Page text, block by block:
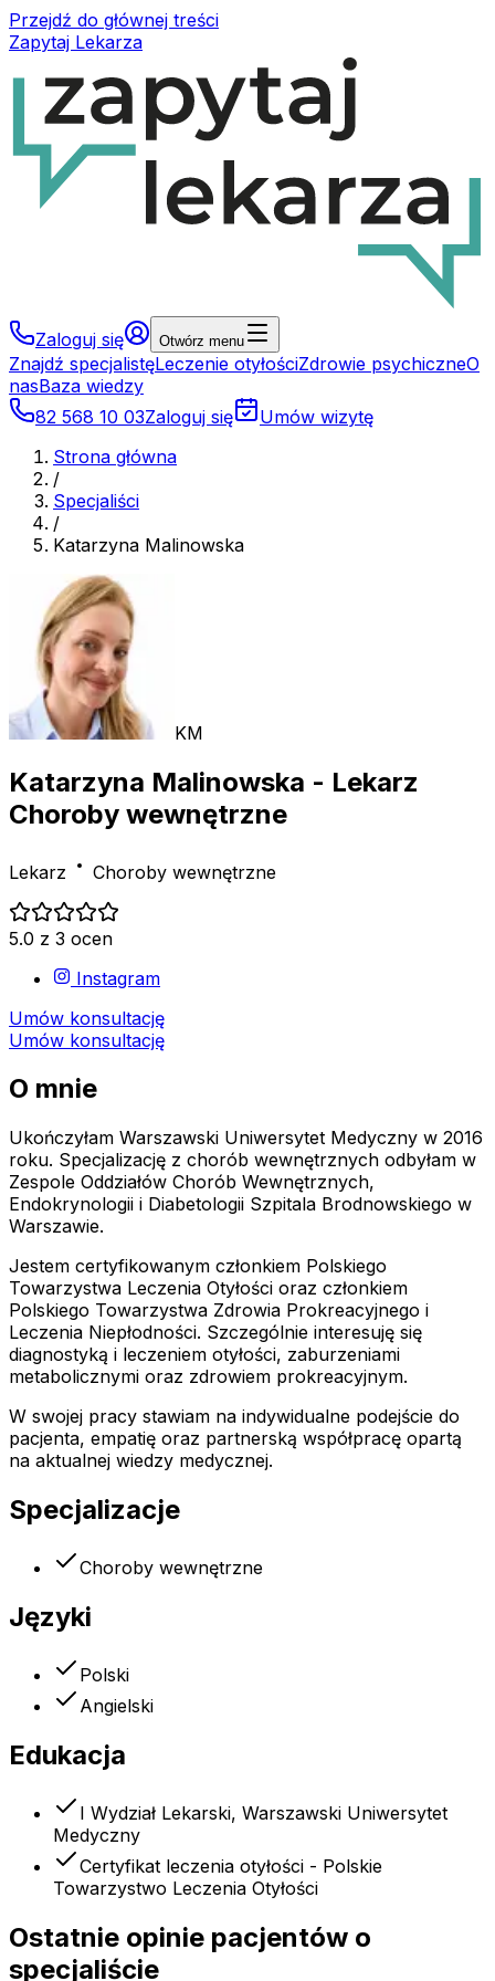
Przejdź do głównej treści
Zapytaj Lekarza
Zaloguj się Otwórz menu
Znajdź specjalistęLeczenie otyłościZdrowie psychiczneO
nasBaza wiedzy
82 568 10 03Zaloguj się
Umów wizytę
Strona główna
/
Specjaliści
/
Katarzyna Malinowska
KM
Katarzyna Malinowska - Lekarz
Choroby wewnętrzne
Lekarz Choroby wewnętrzne
5.0 z 3 ocen
Instagram
Umów konsultację
Umów konsultację
O mnie
Ukończyłam Warszawski Uniwersytet Medyczny w 2016
roku. Specjalizację z chorób wewnętrznych odbyłam w
Zespole Oddziałów Chorób Wewnętrznych,
Endokrynologii i Diabetologii Szpitala Brodnowskiego w
Warszawie.
Jestem certyfikowanym członkiem Polskiego
Towarzystwa Leczenia Otyłości oraz członkiem
Polskiego Towarzystwa Zdrowia Prokreacyjnego i
Leczenia Niepłodności. Szczególnie interesuję się
diagnostyką i leczeniem otyłości, zaburzeniami
metabolicznymi oraz zdrowiem prokreacyjnym.
W swojej pracy stawiam na indywidualne podejście do
pacjenta, empatię oraz partnerską współpracę opartą
na aktualnej wiedzy medycznej.
Specjalizacje
Choroby wewnętrzne
Języki
Polski
Angielski
Edukacja
I Wydział Lekarski, Warszawski Uniwersytet
Medyczny
Certyfikat leczenia otyłości - Polskie
Towarzystwo Leczenia Otyłości
Ostatnie opinie pacjentów o
specjaliście